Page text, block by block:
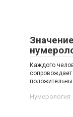
Каждого
Нумерология